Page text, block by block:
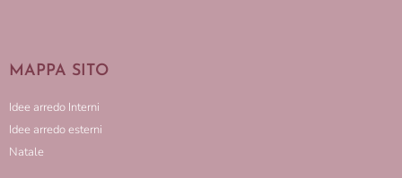
MAPPA SITO
Idee arredo Interni
Idee arredo esterni
Natale